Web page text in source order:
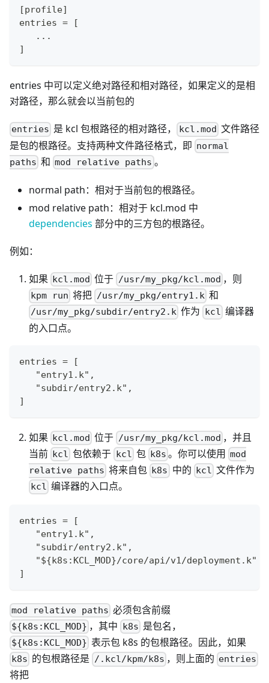
[profile]
entries = [
   ...
]
entries 中可以定义绝对路径和相对路径，如果定义的是相
对路径，那么就会以当前包的
entries 是 kcl 包根路径的相对路径， kcl.mod 文件路径
是包的根路径。支持两种文件路径格式，即 normal
paths 和 mod relative paths 。
normal path：相对于当前包的根路径。
mod relative path：相对于 kcl.mod 中
dependencies 部分中的三方包的根路径。
例如：
如果 kcl.mod 位于 /usr/my_pkg/kcl.mod ，则
kpm run 将把 /usr/my_pkg/entry1.k 和
/usr/my_pkg/subdir/entry2.k 作为 kcl 编译器
的入口点。
entries = [
   "entry1.k",
   "subdir/entry2.k",
]
如果 kcl.mod 位于 /usr/my_pkg/kcl.mod ，并且
当前 kcl 包依赖于 kcl 包 k8s 。你可以使用mod
relative paths 将来自包 k8s 中的 kcl 文件作为
kcl 编译器的入口点。
entries = [
   "entry1.k",
   "subdir/entry2.k",
   "${k8s:KCL_MOD}/core/api/v1/deployment.k"
]
mod relative paths 必须包含前缀
${k8s:KCL_MOD} ，其中 k8s 是包名，
${k8s:KCL_MOD} 表示包 k8s 的包根路径。因此，如果
k8s 的包根路径是 /.kcl/kpm/k8s ，则上面的 entries
将把